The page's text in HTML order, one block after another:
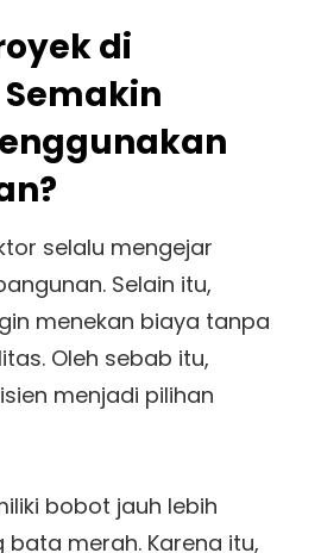
di
selalu mengejar
Selain itu,
menekan biaya tanpa
Oleh sebab itu,
menjadi pilihan
bobot jauh lebih
merah. Karena itu,